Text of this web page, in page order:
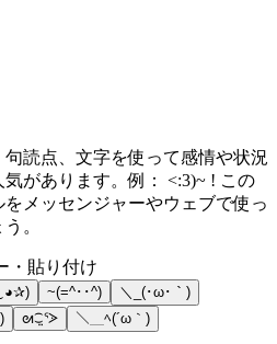
読点、文字を使って感情や状況
があります。例： <:3)~ ! この
メッセンジャーやウェブで使っ
。
・貼り付け
~(=^･･^)
＼_(･ω･｀)
ᘛ⁐̤ᕐᐷ ＼＿ﾍ(´ω｀)